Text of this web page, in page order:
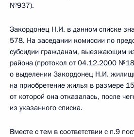
№937).
Закордонец Н.И. в данном списке
578. На заседании комиссии по
субсидии гражданам, выезжающим
района (протокол от 04.12.2000
о выделении Закордонец Н.И.
на приобретение жилья в размере
от которой она отказалась, после
из указанного списка.
Вместе с тем в соответствии с п.9